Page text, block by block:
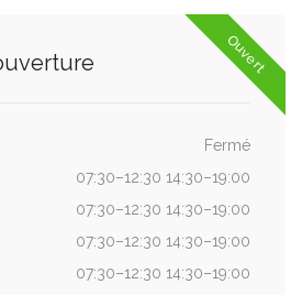
Ouvert
Fermé
07:30–12:30 14:30–19:00
07:30–12:30 14:30–19:00
07:30–12:30 14:30–19:00
07:30–12:30 14:30–19:00